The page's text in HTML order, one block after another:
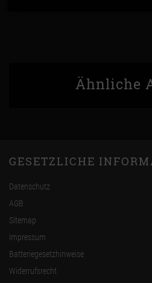
Ähnliche
GESETZLICHE
Datenschutz
AGB
Sitemap
Impressum
Batteriegesetzhinweise
Widerrufsrecht